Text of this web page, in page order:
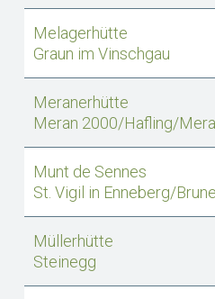
Melagerhütte
Graun im Vinschgau
Meranerhütte
Meran 2000/Hafling/
Munt de Sennes
St. Vigil in Enneberg/
Müllerhütte
Steinegg